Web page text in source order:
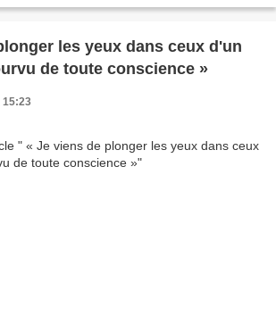
les yeux dans ceux d'un
de toute conscience »
15:23